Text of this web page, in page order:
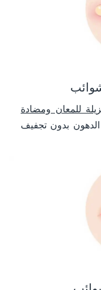
للمعان ومضادة
بدون تجفيف